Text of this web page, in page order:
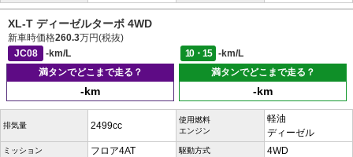
XL-T ディーゼルターボ 4WD
新車時価格260.3万円(税抜)
JC08
-km/L 10・15
-km/L
満タンでどこまで走る？
-km
満タンでどこまで走る？
-km
排気量 2499cc
使用燃料
エンジン
軽油
ディーゼル
ミッション フロア4AT 駆動方式 4WD